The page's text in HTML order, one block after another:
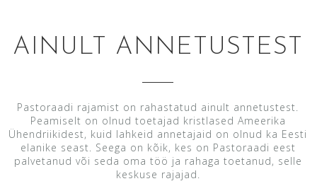
AINULT ANNETUSTEST
Pastoraadi rajamist on rahastatud ainult annetustest.
Peamiselt on olnud toetajad kristlased Ameerika
Ühendriikidest, kuid lahkeid annetajaid on olnud ka Eesti
elanike seast. Seega on kõik, kes on Pastoraadi eest
palvetanud või seda oma töö ja rahaga toetanud, selle
keskuse rajajad.